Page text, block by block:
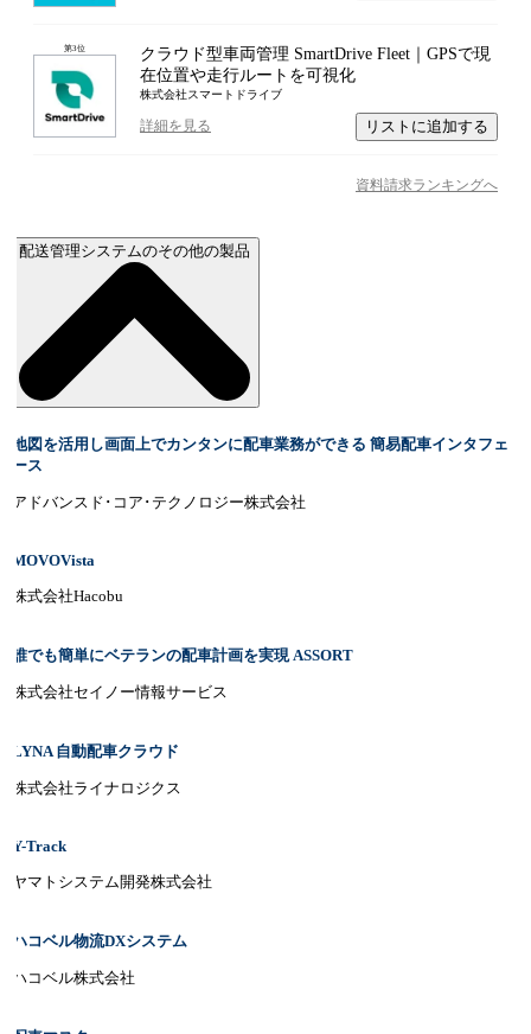
位
クラウド型車両管理 SmartDrive Fleet｜GPSで現
在位置や走行ルートを可視化
株式会社スマートドライブ
詳細を見る リストに追加する
資料請求ランキングへ
配送管理システムのその他の製品
図を活用し画面上でカンタンに配車業務ができる 簡易配車インタフェ
ス
ドバンスド･コア･テクノロジー株式会社
式会社Hacobu
でも簡単にベテランの配車計画を実現 ASSORT
式会社セイノー情報サービス
自動配車クラウド
式会社ライナロジクス
Track
マトシステム開発株式会社
コベル物流DXシステム
コベル株式会社